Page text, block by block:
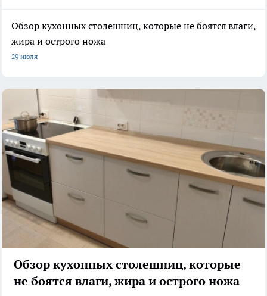
Обзор кухонных столешниц, которые не боятся влаги,
жира и острого ножа
29 июля
Обзор кухонных столешниц, которые
не боятся влаги, жира и острого ножа